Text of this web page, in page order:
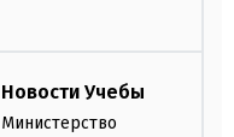
Новости Учебы
Министерство